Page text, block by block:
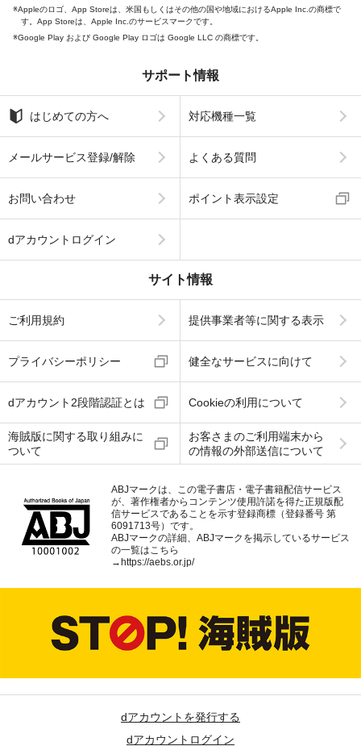
Appleのロゴ、App Storeは、米国もしくはその他の国や地域におけるApple Inc.の商標で
す。App Storeは、Apple Inc.のサービスマークです。
Google Play および Google Play ロゴは Google LLC の商標です。
サポート情報
はじめての方へ 対応機種一覧
メールサービス登録/解除 よくある質問
お問い合わせ ポイント表示設定
dアカウントログイン
サイト情報
ご利用規約 提供事業者等に関する表示
プライバシーポリシー 健全なサービスに向けて
dアカウント2段階認証とは Cookieの利用について
海賊版に関する取り組みに
ついて
お客さまのご利用端末から
の情報の外部送信について
ABJマークは、この電子書店・電子書籍配信サービス
が、著作権者からコンテンツ使用許諾を得た正規版配
信サービスであることを示す登録商標（登録番号 第
6091713号）です。
ABJマークの詳細、ABJマークを掲示しているサービス
の一覧はこちら
→ https://aebs.or.jp/
dアカウントを発行する
dアカウントログイン